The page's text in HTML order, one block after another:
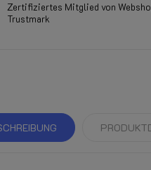
Zertifiziertes Mitglied von
Trustmark